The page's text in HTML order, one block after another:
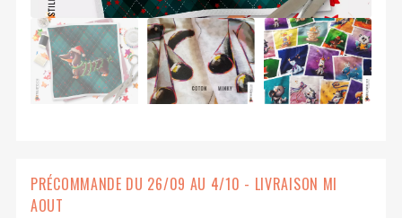
PRÉCOMMANDE DU 26/09 AU 4/10 - LIVRAISON MI
AOUT